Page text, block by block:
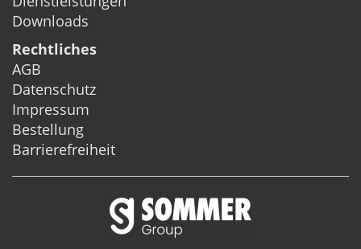
Downloads
Rechtliches
AGB
Datenschutz
Impressum
Bestellung
Barrierefreiheit